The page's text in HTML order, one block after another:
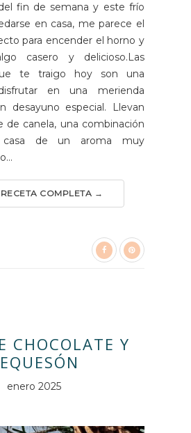
fin de semana y este frío
en casa, me parece el
para encender el horno y
casero y delicioso.Las
te traigo hoy son una
en una merienda
desayuno especial. Llevan
de canela, una combinación
de un aroma muy
COMPLETA →
CHOCOLATE Y
enero 2025